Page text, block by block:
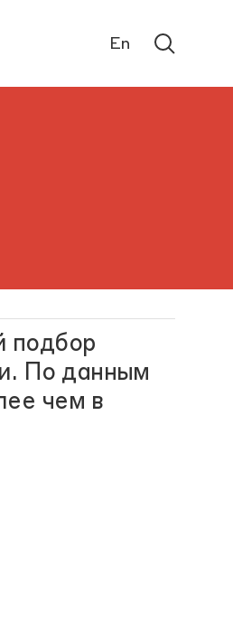
En
подбор
По данным
чем в